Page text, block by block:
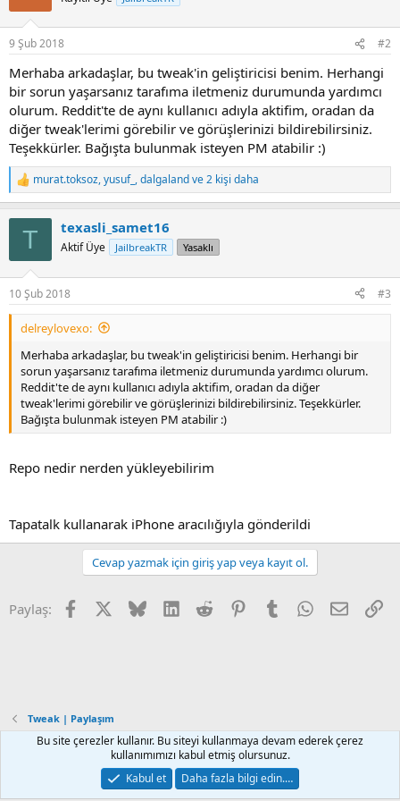
s
9 Şub 2018 #2
Merhaba arkadaşlar, bu tweak'in geliştiricisi benim. Herhangi
bir sorun yaşarsanız tarafıma iletmeniz durumunda yardımcı
olurum. Reddit'te de aynı kullanıcı adıyla aktifim, oradan da
diğer tweak'lerimi görebilir ve görüşlerinizi bildirebilirsiniz.
Teşekkürler. Bağışta bulunmak isteyen PM atabilir :)
R
e
s
:
murat.toksoz,yusuf_ ,dalgalandve 2 kişi daha
T texasli_samet16
Aktif Üye JailbreakTR Yasaklı
10 Şub 2018 #3
delreylovexo:
Merhaba arkadaşlar, bu tweak'in geliştiricisi benim. Herhangi bir
sorun yaşarsanız tarafıma iletmeniz durumunda yardımcı olurum.
Reddit'te de aynı kullanıcı adıyla aktifim, oradan da diğer
tweak'lerimi görebilir ve görüşlerinizi bildirebilirsiniz. Teşekkürler.
Bağışta bulunmak isteyen PM atabilir :)
Repo nedir nerden yükleyebilirim
Tapatalk kullanarak iPhone aracılığıyla gönderildi
Cevap yazmak için giriş yap veya kayıt ol.
Paylaş: Facebook BlueskyLinkedInReddit PinterestTumblr WhatsApp
E-posta
Tweak | Paylaşım
Türkçe (TR)
Gizlilik Yardım Ana sayfa
R
Bu site çerezler kullanır. Bu siteyi kullanmaya devam ederek çerez
kullanımımızı kabul etmiş olursunuz.
Kabul et
Daha fazla bilgi edin.…